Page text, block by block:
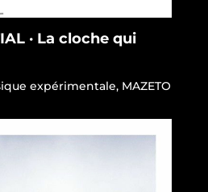
· La cloche qui
expérimentale, MAZETO